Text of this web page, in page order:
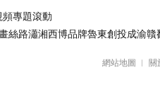
頻專題滾動
絲路瀟湘西博品牌魯東創投成渝贛
網站地圖 ︱ 關